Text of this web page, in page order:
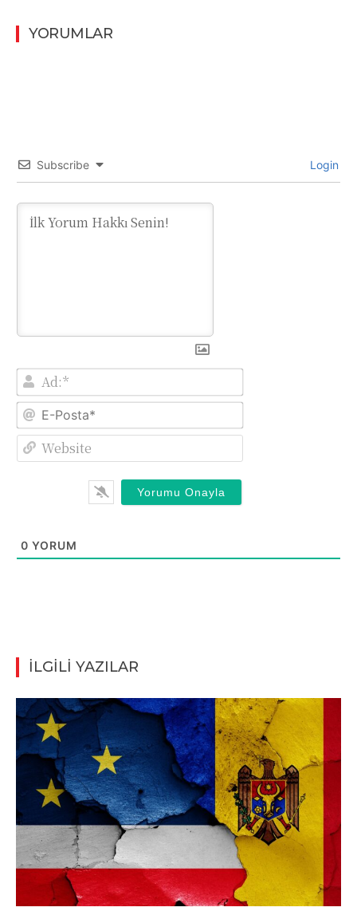
YORUMLAR
Subscribe Login
Ad:*
E-
0 YORUM
İLGİLİ YAZILAR